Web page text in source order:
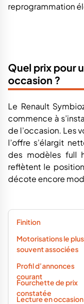
reprogrammation
Quel prix pour
occasion ?
Le Renault
commence à
de l’occasion. Les
l’offre s’élargit
des modèles full
reflètent le
décote encore